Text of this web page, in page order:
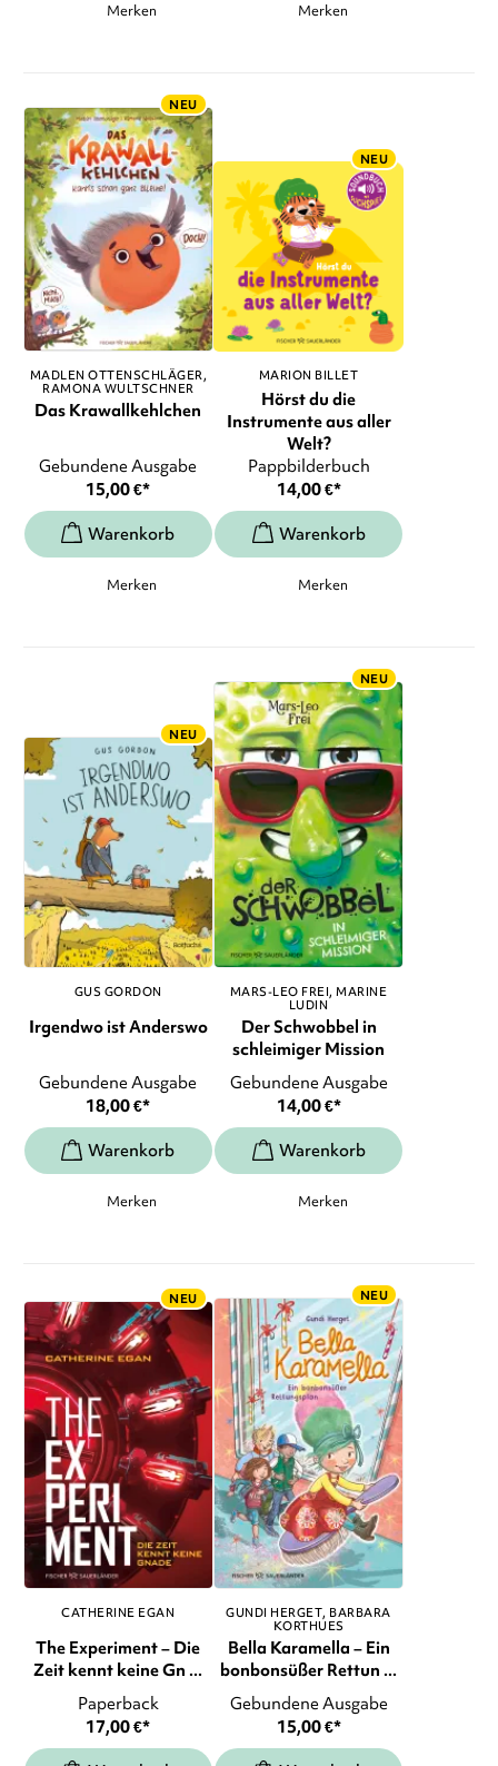
Merken Merken
NEU
MADLEN OTTENSCHLÄGER
RAMONA WULTSCHNER
Das Krawallkehlchen
Gebundene Ausgabe
15,00€*
Merken
NEU
MARION BILLET
Hörst du die
Instrumente aus aller
Welt?
Pappbilderbuch
14,00€*
Merken
NEU
GUS GORDON
Irgendwo ist Anderswo
Gebundene Ausgabe
18,00€*
Merken
NEU
MARS-LEO FREI MARINE
LUDIN
Der Schwobbel in
schleimiger Mission
Gebundene Ausgabe
14,00€*
Merken
NEU
CATHERINE EGAN
The Experiment – Die
Zeit kennt keine Gn ...
Paperback
17,00€*
NEU
GUNDI HERGET BARBARA
KORTHUES
Bella Karamella – Ein
bonbonsüßer Rettun ...
Gebundene Ausgabe
15,00€*